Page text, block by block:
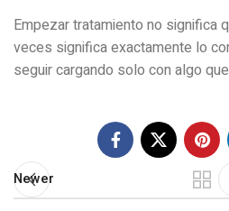
Empezar tratamiento no significa
veces significa exactamente lo
seguir cargando solo con algo
Newer